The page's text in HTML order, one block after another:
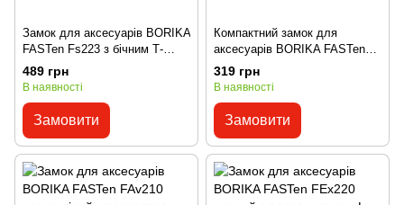
Замок для аксесуарів BORIKA
FASTen Fs223 з бічним Т-
болтом (01.01.023.01.01)
489 грн
В наявності
Замовити
Компактний замок для
аксесуарів BORIKA FASTen
Fs227 із нижнім Т-болтом
(01.01.027.01.01)
319 грн
В наявності
Замовити